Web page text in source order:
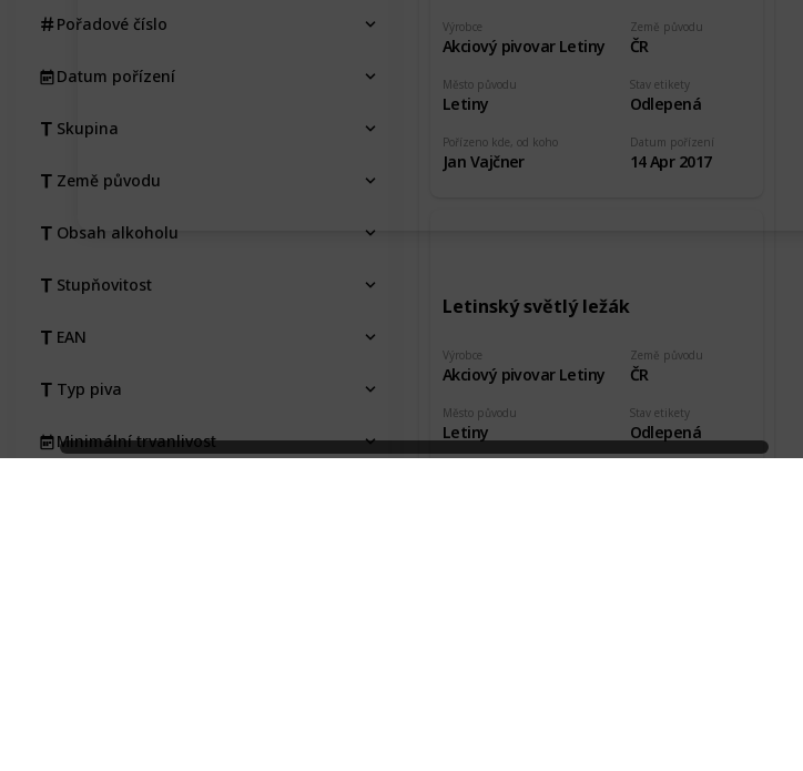
Výrobce
Akciový pivovar Letiny
Země původu
ČR
Pořízeno kde, od koho
Jan Vajčner
Stav etikety
Odlepená
Datum pořízení
14 Apr 2017
Město původu
Letiny
Letinský světlý ležák
Výrobce
Akciový pivovar Letiny
Země původu
ČR
Stav etikety
Odlepená
Město původu
Letiny
Pořadové číslo
Datum pořízení
Skupina
Země původu
Obsah alkoholu
Stupňovitost
EAN
Typ piva
Minimální trvanlivost